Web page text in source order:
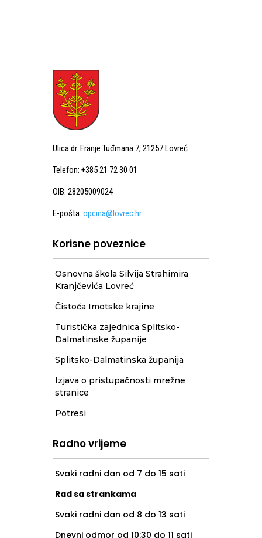
Ulica dr. Franje Tuđmana 7, 21257 Lovreć
Telefon: +385 21 72 30 01
OIB: 28205009024
E-pošta: opcina@lovrec.hr
Korisne poveznice
Osnovna škola Silvija Strahimira
Kranjčevića Lovreć
Čistoća Imotske krajine
Turistička zajednica Splitsko-
Dalmatinske županije
Splitsko-Dalmatinska županija
Izjava o pristupačnosti mrežne
stranice
Potresi
Radno vrijeme
Svaki radni dan od 7 do 15 sati
Rad sa strankama
Svaki radni dan od 8 do 13 sati
Dnevni odmor od 10:30 do 11 sati